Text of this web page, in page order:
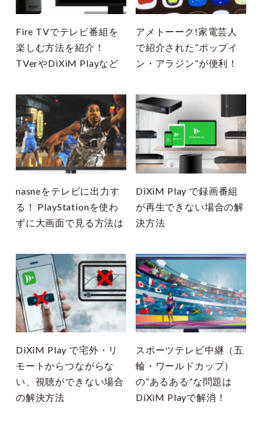
Fire TVでテレビ番組を
楽しむ方法を紹介！
TVerやDiXiM Playなど
アメトーーク!家電芸人
で紹介された”ポップイ
ン・アラジン”が便利！
nasneをテレビに出力す
る！ PlayStationを使わ
ずに大画面で見る方法は
DiXiM Play で録画番組
が再生できない場合の解
決方法
DiXiM Play で宅外・リ
モートからつながらな
い、視聴ができない場合
の解決方法
スポーツテレビ中継（五
輪・ワールドカップ）
の”あるある”な問題は
DiXiM Playで解消！